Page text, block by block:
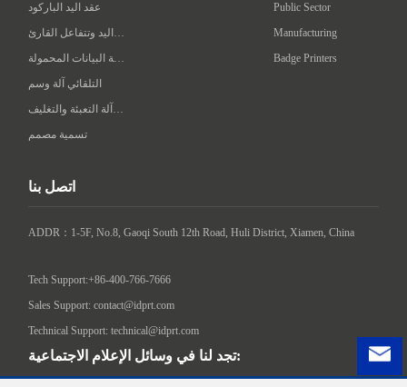
عقد اليد الباركود
عقد اليد وتتفاعل القارئ
محطة البيانات المحمولة
التلقائي آلة وسم
ذكي آلة التعبئة والتغليف
تسمية مصمم
Public Sector
Manufacturing
Badge Printers
اتصل بنا
ADDR：1-5F, No.8, Gaoqi South 12th Road, Huli District, Xiamen, China
Tech Support:+86-400-766-7666
Sales Support: contact@idprt.com
Technical Support: technical@idprt.com
تجد لنا في وسائل الإعلام الاجتماعية: